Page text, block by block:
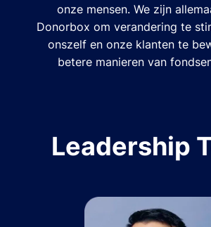
onze mensen. We zijn
Donorbox om verandering te
onszelf en onze klanten te
betere manieren van
Leadership